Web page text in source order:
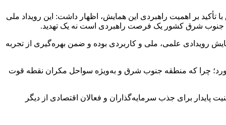
بر اهمیت راهبردی این همایش، اظهار داشت: این رویداد ملی
جنوب شرق کشور یک فرصت راهبردی است نه یک تهدید.
رویدادی علمی، ملی و کاربردی بوده و ضمن بهره‌گیری از تجربه
چرا که منطقه جنوب شرق و به‌ویژه سواحل مکران نقطه قوت
برای جذب سرمایه‌گذاران و فعالان اقتصادی از دیگر